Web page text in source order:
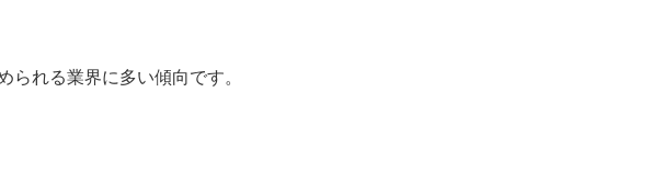
れる業界に多い傾向です。